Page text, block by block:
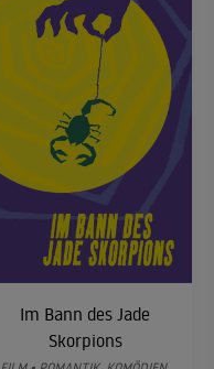
Im Bann des Jade
Skorpions